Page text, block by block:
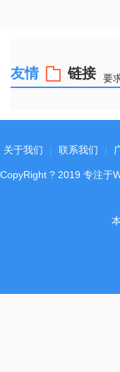
友情 链接 要
关于我们 联系我们
CopyRight ? 2019 专注于